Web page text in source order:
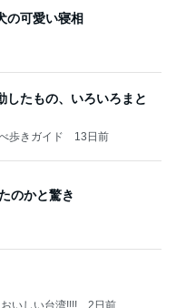
の可愛い寝相
したもの、いろいろまと
歩きガイド 13日前
のかと驚き
いしい台湾!!!! 2日前